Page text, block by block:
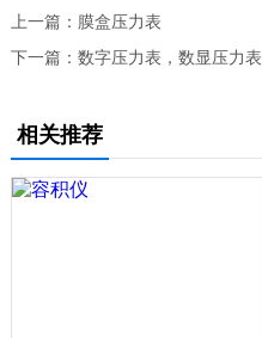
上一篇： 膜盒压力表
下一篇： 数字压力表，数显压力表
相关推荐